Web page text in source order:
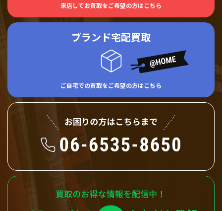
来店してお買取をご希望の方はこちら
ブランド宅配買取
ご自宅での買取をご希望の方はこちら